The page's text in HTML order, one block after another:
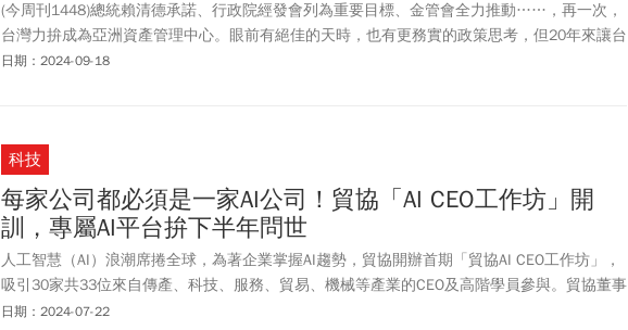
(今周刊1448)總統賴清德承諾、行政院經發會列為重要目標、金管會全力推動……，再一次，
台灣力拚成為亞洲資產管理中心。眼前有絕佳的天時，也有更務實的政策思考，但20年來讓台
灣金融中心夢屢屢夢碎的僵固法規與監理心態，仍然需要用最強的決心、跨部會的通力合作，
日期：2024-09-18
科技
每家公司都必須是一家AI公司！貿協「AI CEO工作坊」開
訓，專屬AI平台拚下半年問世
人工智慧（AI）浪潮席捲全球，為著企業掌握AI趨勢，貿協開辦首期「貿協AI CEO工作坊」，
吸引30家共33位來自傳產、科技、服務、貿易、機械等產業的CEO及高階學員參與。貿協董事
長黃志芳直言，在AI時代，「每一家公司都必須是一家AI公司」。他分享，貿協以身作則「邁
日期：2024-07-22